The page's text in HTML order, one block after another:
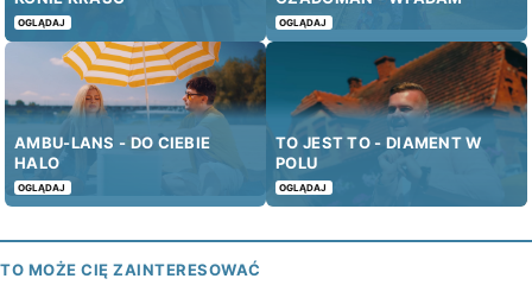
OGLĄDAJ OGLĄDAJ
AMBU-LANS - DO CIEBIE
HALO
OGLĄDAJ
TO JEST TO - DIAMENT W
POLU
OGLĄDAJ
TO MOŻE CIĘ ZAINTERESOWAĆ